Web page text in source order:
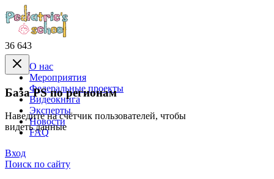
36 643
База PS по регионам
Наведите на счётчик пользователей, чтобы
видеть данные
О нас
Mероприятия
Федеральные проекты
Видеокнига
Эксперты
Новости
FAQ
Вход
Поиск по сайту